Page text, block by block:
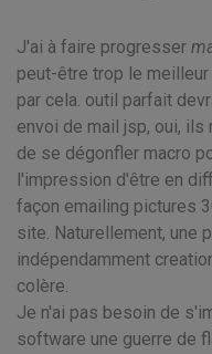
J'ai à faire progresser
peut-être trop le
par cela. outil parfait
envoi de mail jsp, oui,
de se dégonfler macro
l'impression d'être en
façon emailing pictures
site. Naturellement, une
indépendamment
colère.
Je n'ai pas besoin de
software une guerre de